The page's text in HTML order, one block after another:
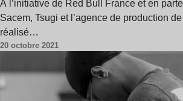
À l’initiative de Red Bull France et en
Sacem, Tsugi et l’agence de production
réalisé…
20 octobre 2021